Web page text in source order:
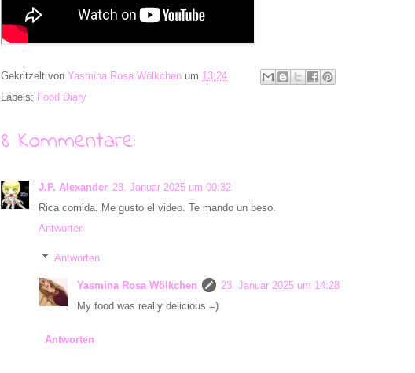
Gekritzelt von Yasmina Rosa Wölkchen um 13:24
Labels: Food Diary
8 Kommentare:
J.P. Alexander 23. Januar 2025 um 00:32
Rica comida. Me gusto el video. Te mando un beso.
Antworten
Antworten
Yasmina Rosa Wölkchen
23. Januar 2025 um 14:28
My food was really delicious =)
Antworten